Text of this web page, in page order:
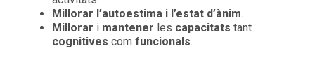
Millorar l’autoestima i l’estat d’ànim.
Millorar i mantener les capacitats tant
cognitives com funcionals.